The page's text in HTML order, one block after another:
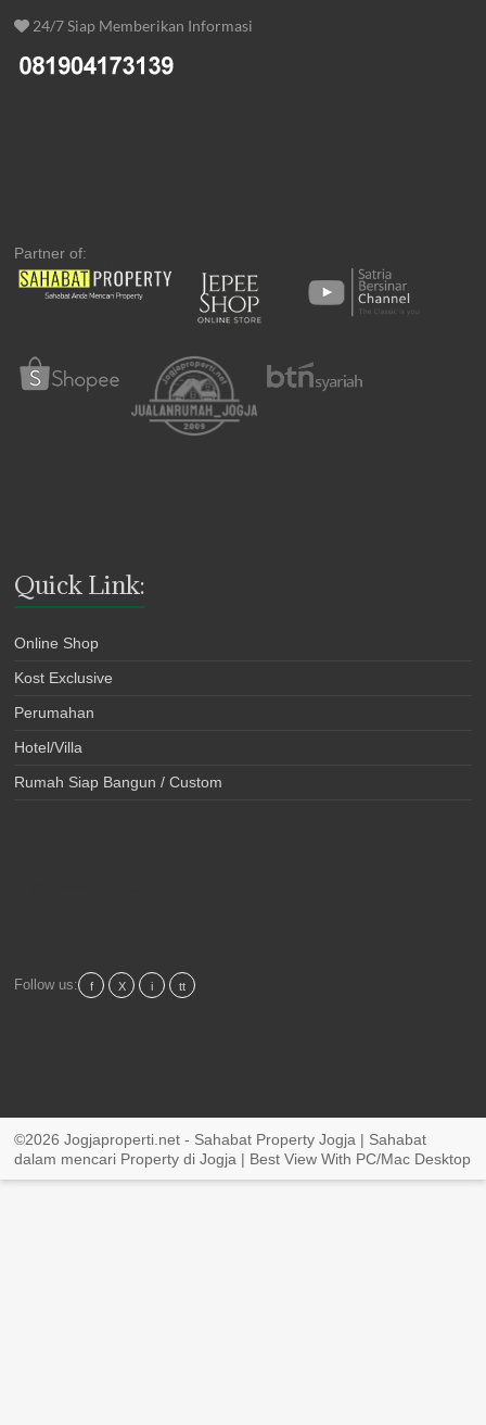
24/7 Siap Memberikan Informasi
Partner of:
Quick Link:
Online Shop
Kost Exclusive
Perumahan
Hotel/Villa
Rumah Siap Bangun / Custom
Follow us: f X i tt
©2026 Jogjaproperti.net - Sahabat Property Jogja | Sahabat
dalam mencari Property di Jogja | Best View With PC/Mac Desktop